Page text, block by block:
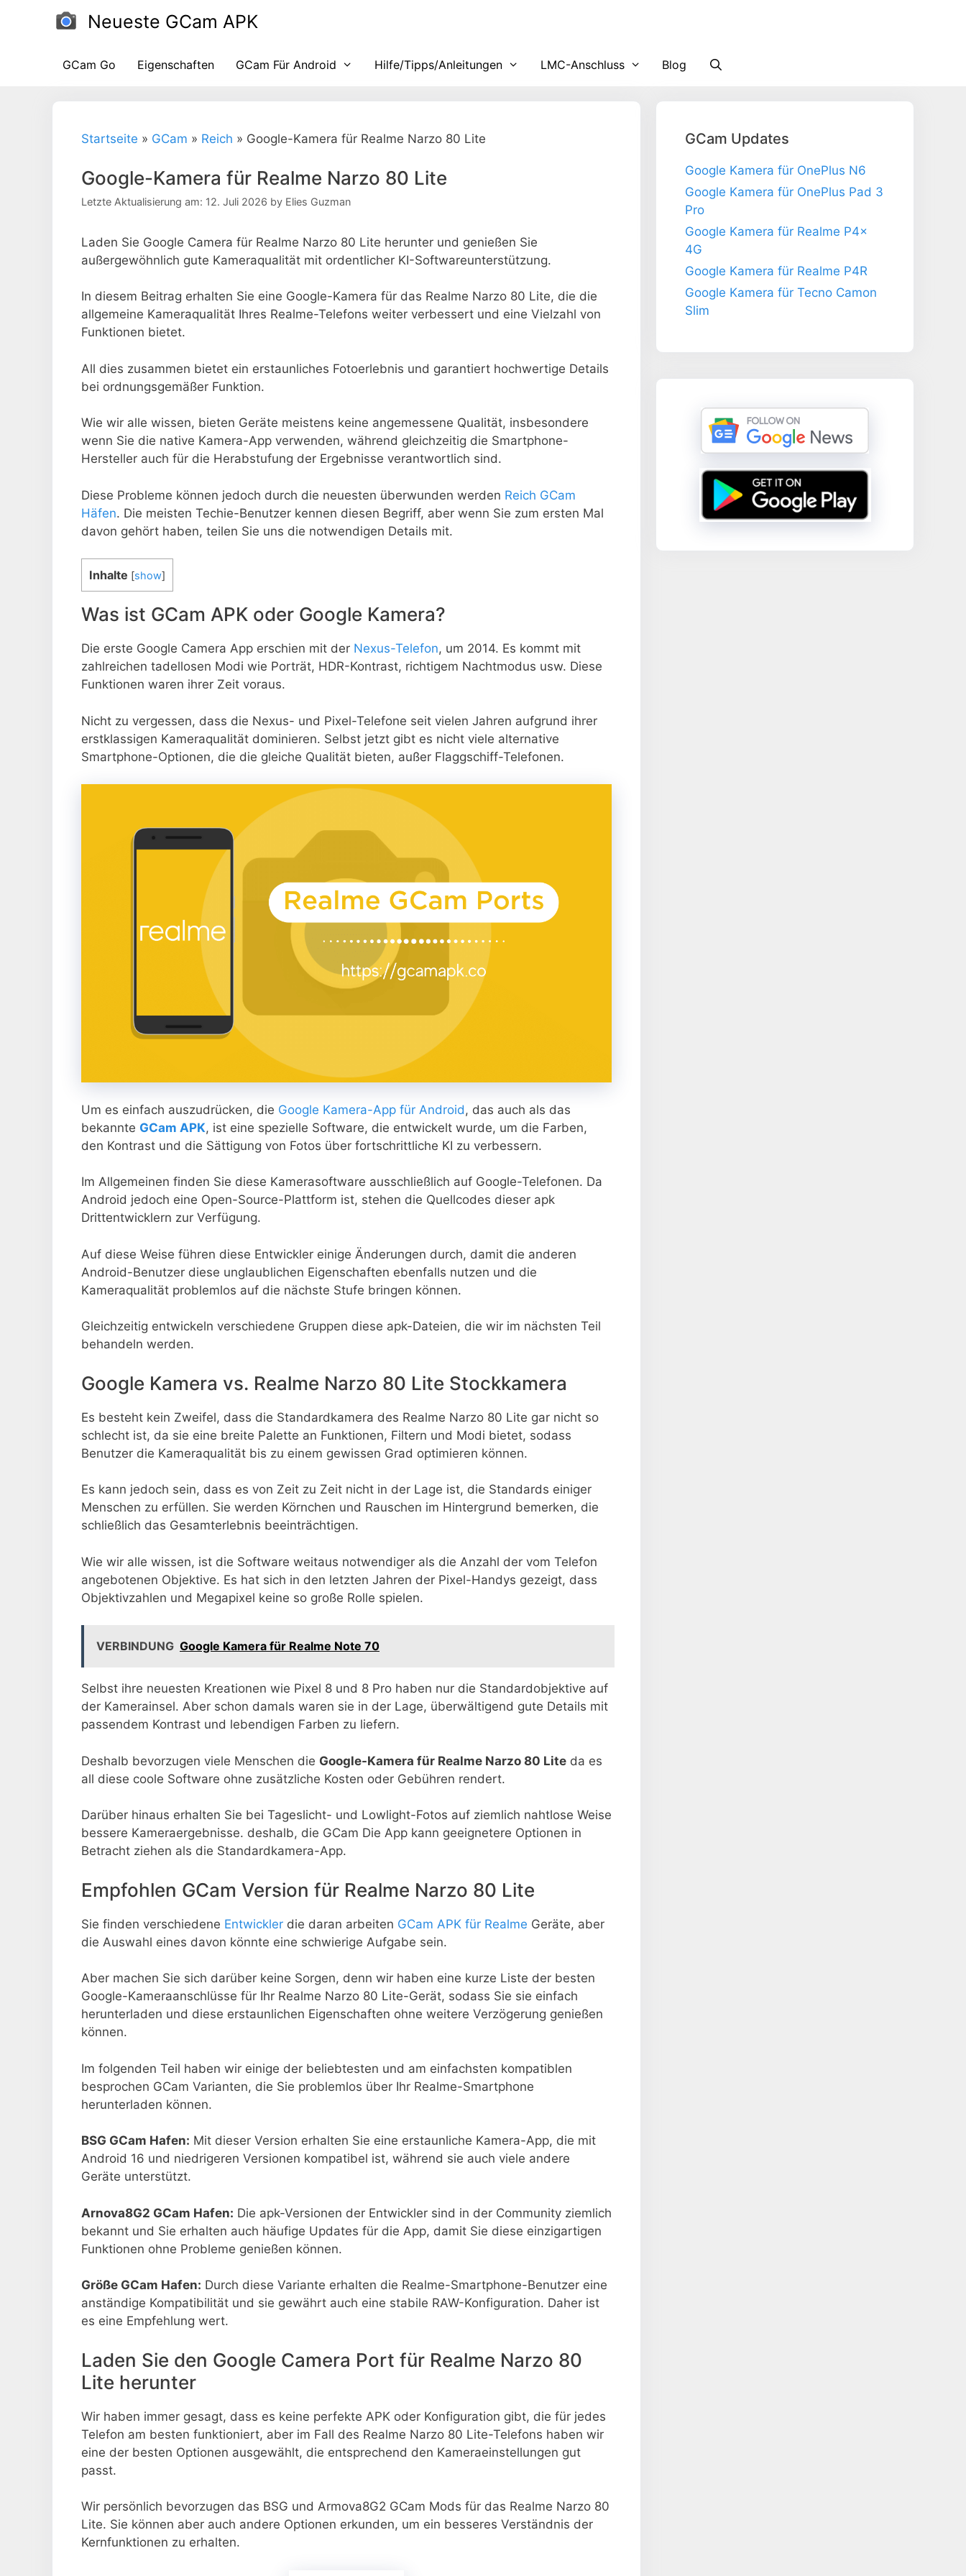
Neueste GCam APK
GCam Go Eigenschaften GCam Für Android Hilfe/Tipps/Anleitungen LMC-Anschluss Blog
Startseite » GCam » Reich » Google-Kamera für Realme Narzo 80 Lite
Google-Kamera für Realme Narzo 80 Lite
Letzte Aktualisierung am: 12. Juli 2026 by Elies Guzman
Laden Sie Google Camera für Realme Narzo 80 Lite herunter und genießen Sie
außergewöhnlich gute Kameraqualität mit ordentlicher KI-Softwareunterstützung.
In diesem Beitrag erhalten Sie eine Google-Kamera für das Realme Narzo 80 Lite, die die
allgemeine Kameraqualität Ihres Realme-Telefons weiter verbessert und eine Vielzahl von
Funktionen bietet.
All dies zusammen bietet ein erstaunliches Fotoerlebnis und garantiert hochwertige Details
bei ordnungsgemäßer Funktion.
Wie wir alle wissen, bieten Geräte meistens keine angemessene Qualität, insbesondere
wenn Sie die native Kamera-App verwenden, während gleichzeitig die Smartphone-
Hersteller auch für die Herabstufung der Ergebnisse verantwortlich sind.
Diese Probleme können jedoch durch die neuesten überwunden werden Reich GCam
Häfen. Die meisten Techie-Benutzer kennen diesen Begriff, aber wenn Sie zum ersten Mal
davon gehört haben, teilen Sie uns die notwendigen Details mit.
Inhalte [show]
Was ist GCam APK oder Google Kamera?
Die erste Google Camera App erschien mit der Nexus-Telefon, um 2014. Es kommt mit
zahlreichen tadellosen Modi wie Porträt, HDR-Kontrast, richtigem Nachtmodus usw. Diese
Funktionen waren ihrer Zeit voraus.
Nicht zu vergessen, dass die Nexus- und Pixel-Telefone seit vielen Jahren aufgrund ihrer
erstklassigen Kameraqualität dominieren. Selbst jetzt gibt es nicht viele alternative
Smartphone-Optionen, die die gleiche Qualität bieten, außer Flaggschiff-Telefonen.
Um es einfach auszudrücken, die Google Kamera-App für Android , das auch als das
bekannte GCam APK, ist eine spezielle Software, die entwickelt wurde, um die Farben,
den Kontrast und die Sättigung von Fotos über fortschrittliche KI zu verbessern.
Im Allgemeinen finden Sie diese Kamerasoftware ausschließlich auf Google-Telefonen. Da
Android jedoch eine Open-Source-Plattform ist, stehen die Quellcodes dieser apk
Drittentwicklern zur Verfügung.
Auf diese Weise führen diese Entwickler einige Änderungen durch, damit die anderen
Android-Benutzer diese unglaublichen Eigenschaften ebenfalls nutzen und die
Kameraqualität problemlos auf die nächste Stufe bringen können.
Gleichzeitig entwickeln verschiedene Gruppen diese apk-Dateien, die wir im nächsten Teil
behandeln werden.
Google Kamera vs. Realme Narzo 80 Lite Stockkamera
Es besteht kein Zweifel, dass die Standardkamera des Realme Narzo 80 Lite gar nicht so
schlecht ist, da sie eine breite Palette an Funktionen, Filtern und Modi bietet, sodass
Benutzer die Kameraqualität bis zu einem gewissen Grad optimieren können.
Es kann jedoch sein, dass es von Zeit zu Zeit nicht in der Lage ist, die Standards einiger
Menschen zu erfüllen. Sie werden Körnchen und Rauschen im Hintergrund bemerken, die
schließlich das Gesamterlebnis beeinträchtigen.
Wie wir alle wissen, ist die Software weitaus notwendiger als die Anzahl der vom Telefon
angebotenen Objektive. Es hat sich in den letzten Jahren der Pixel-Handys gezeigt, dass
Objektivzahlen und Megapixel keine so große Rolle spielen.
VERBINDUNG Google Kamera für Realme Note 70
Selbst ihre neuesten Kreationen wie Pixel 8 und 8 Pro haben nur die Standardobjektive auf
der Kamerainsel. Aber schon damals waren sie in der Lage, überwältigend gute Details mit
passendem Kontrast und lebendigen Farben zu liefern.
Deshalb bevorzugen viele Menschen die Google-Kamera für Realme Narzo 80 Lite da es
all diese coole Software ohne zusätzliche Kosten oder Gebühren rendert.
Darüber hinaus erhalten Sie bei Tageslicht- und Lowlight-Fotos auf ziemlich nahtlose Weise
bessere Kameraergebnisse. deshalb, die GCam Die App kann geeignetere Optionen in
Betracht ziehen als die Standardkamera-App.
Empfohlen GCam Version für Realme Narzo 80 Lite
Sie finden verschiedene Entwickler die daran arbeiten GCam APK für Realme Geräte, aber
die Auswahl eines davon könnte eine schwierige Aufgabe sein.
Aber machen Sie sich darüber keine Sorgen, denn wir haben eine kurze Liste der besten
Google-Kameraanschlüsse für Ihr Realme Narzo 80 Lite-Gerät, sodass Sie sie einfach
herunterladen und diese erstaunlichen Eigenschaften ohne weitere Verzögerung genießen
können.
Im folgenden Teil haben wir einige der beliebtesten und am einfachsten kompatiblen
besprochen GCam Varianten, die Sie problemlos über Ihr Realme-Smartphone
herunterladen können.
BSG GCam Hafen: Mit dieser Version erhalten Sie eine erstaunliche Kamera-App, die mit
Android 16 und niedrigeren Versionen kompatibel ist, während sie auch viele andere
Geräte unterstützt.
Arnova8G2 GCam Hafen: Die apk-Versionen der Entwickler sind in der Community ziemlich
bekannt und Sie erhalten auch häufige Updates für die App, damit Sie diese einzigartigen
Funktionen ohne Probleme genießen können.
Größe GCam Hafen: Durch diese Variante erhalten die Realme-Smartphone-Benutzer eine
anständige Kompatibilität und sie gewährt auch eine stabile RAW-Konfiguration. Daher ist
es eine Empfehlung wert.
Laden Sie den Google Camera Port für Realme Narzo 80
Lite herunter
Wir haben immer gesagt, dass es keine perfekte APK oder Konfiguration gibt, die für jedes
Telefon am besten funktioniert, aber im Fall des Realme Narzo 80 Lite-Telefons haben wir
eine der besten Optionen ausgewählt, die entsprechend den Kameraeinstellungen gut
passt.
Wir persönlich bevorzugen das BSG und Armova8G2 GCam Mods für das Realme Narzo 80
Lite. Sie können aber auch andere Optionen erkunden, um ein besseres Verständnis der
Kernfunktionen zu erhalten.
GCam Updates
Google Kamera für OnePlus N6
Google Kamera für OnePlus Pad 3
Pro
Google Kamera für Realme P4x
4G
Google Kamera für Realme P4R
Google Kamera für Tecno Camon
Slim